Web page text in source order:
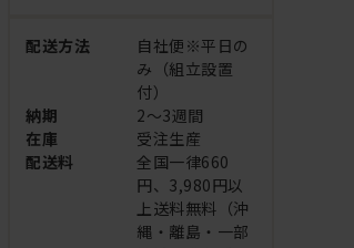
配送方法
自社便※平日の
み（組立設置
付）
納期
2～3週間
在庫
受注生産
配送料
全国一律660
円、3,980円以
上送料無料（沖
縄・離島・一部